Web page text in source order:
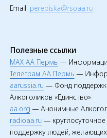
Email: perepiska@rsoaa.ru
Полезные ссылки
MAX АА Пермь —
Телеграм АА Пермь —
aarussia.ru — Фонд
Алкоголиков «Единство»
aa.org — Анонимные
radioaa.ru —
поддержку людей,